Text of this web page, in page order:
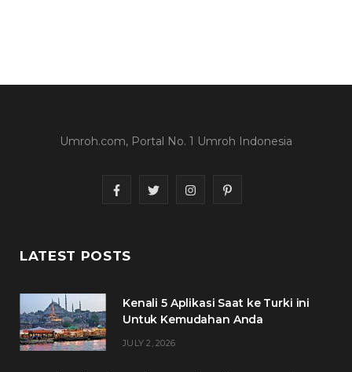
Umroh.com, Portal No. 1 Umroh Indonesia
F
c
b
T
t
I
a
P
e
LATEST POSTS
Kenali 5 Aplikasi Saat ke Turki ini
Untuk Kemudahan Anda
JULY 2, 2026